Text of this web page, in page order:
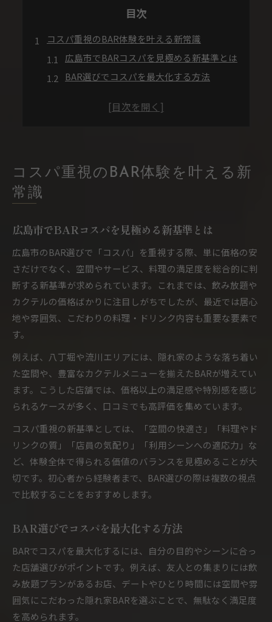
目次
コスパ重視のBAR体験を叶える新常識
広島市でBARコスパを見極める新基準とは
BAR選びでコスパを最大化する方法
BAR初心者が知りたいコスパ重視の選択肢
BARで広がる広島の夜時間の新しい魅力
広島のBARで女子人気が高い理由を解説
BAR初心者が安心して選べるポイント集
隠れ家BARならではの落ち着いた過ごし方
隠れ家BARで静かな時間とコスパを堪能
広島のBARで落ち着きを感じる空間選び
BAR通が選ぶ隠れ家のコスパの理由とは
隠れ家BARで女子からも人気の秘密公開
女子も安心して楽しめるBARの工夫とは
女子が安心して利用できるBARの特徴
初めてでも入りやすいBARの選び方とは
広島のBARで女子に優しいサービスを体感
BARで女子会におすすめの空間づくり
飲み放題を賢く活用したBARの楽しみ方
広島のBARで飲み放題を選ぶ際の注意点
BAR初心者も安心の飲み放題活用術紹介
女子に人気のBAR飲み放題の楽しみ方
BARコスパ重視の飲み放題プラン比較
初心者が失敗しない理想のBAR選びポイント
コスパ重視のBAR体験を叶える新
常識
広島市でBARコスパを見極める新基準とは
広島市のBAR選びで「コスパ」を重視する際、単に価格の安
さだけでなく、空間やサービス、料理の満足度を総合的に判
断する新基準が求められています。これまでは、飲み放題や
カクテルの価格ばかりに注目しがちでしたが、最近では居心
地や雰囲気、こだわりの料理・ドリンク内容も重要な要素で
す。
例えば、八丁堀や流川エリアには、隠れ家のような落ち着い
た空間や、豊富なカクテルメニューを揃えたBARが増えてい
ます。こうした店舗では、価格以上の満足感や特別感を感じ
られるケースが多く、口コミでも高評価を集めています。
コスパ重視の新基準としては、「空間の快適さ」「料理やド
リンクの質」「店員の気配り」「利用シーンへの適応力」な
ど、体験全体で得られる価値のバランスを見極めることが大
切です。初心者から経験者まで、BAR選びの際は複数の視点
で比較することをおすすめします。
BAR選びでコスパを最大化する方法
BARでコスパを最大化するには、自分の目的やシーンに合っ
た店舗選びがポイントです。例えば、友人との集まりには飲
み放題プランがあるお店、デートやひとり時間には空間や雰
囲気にこだわった隠れ家BARを選ぶことで、無駄なく満足度
を高められます。